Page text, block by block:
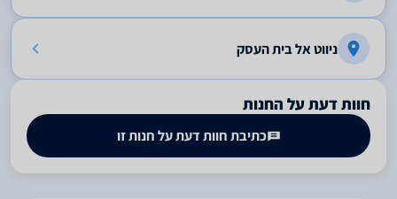
ניווט אל בית העסק
חוות דעת על החנות
כתיבת חוות דעת על חנות זו